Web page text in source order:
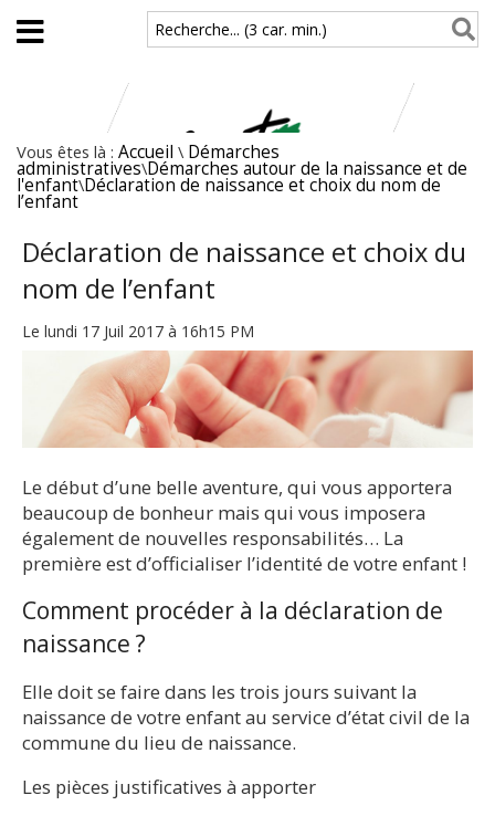
Aller au contenu principal
Recherche... (3 car. min.)
Vous êtes là : Accueil \ Démarches
administratives\Démarches autour de la naissance et de
l'enfant\Déclaration de naissance et choix du nom de
l’enfant
Déclaration de naissance et choix du
nom de l’enfant
Le lundi 17 Juil 2017 à 16h15 PM
Le début d’une belle aventure, qui vous apportera
beaucoup de bonheur mais qui vous imposera
également de nouvelles responsabilités… La
première est d’officialiser l’identité de votre enfant !
Comment procéder à la déclaration de
naissance ?
Elle doit se faire dans les trois jours suivant la
naissance de votre enfant au service d’état civil de la
commune du lieu de naissance.
Les pièces justificatives à apporter